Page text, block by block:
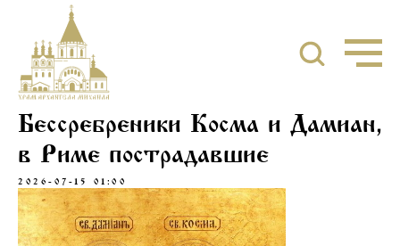
Бессребреники Косма и Дамиан,
в Риме пострадавшие
2026-07-15 01:00